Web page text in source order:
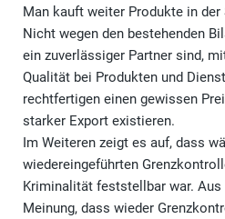
Man kauft weiter Produkte in der
Nicht wegen den bestehenden
ein zuverlässiger Partner sind,
Qualität bei Produkten und
rechtfertigen einen gewissen
starker Export existieren.
Im Weiteren zeigt es auf, dass
wiedereingeführten
Kriminalität feststellbar war. Aus
Meinung, dass wieder